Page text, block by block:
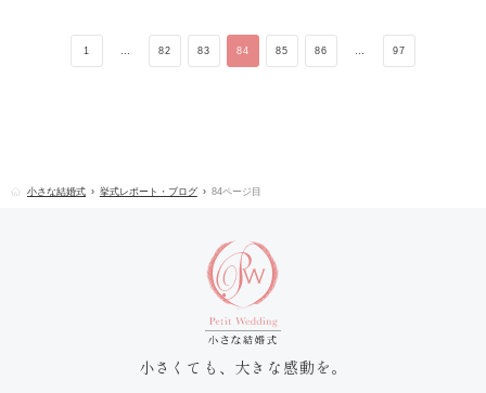
1 82 83 84 85 86 97
小さな結婚式 挙式レポート・ブログ 84ページ目
小さくても、大きな感動を。